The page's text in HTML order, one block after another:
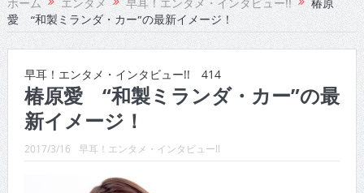
CINEMA×STYLE 291号
CINEMA×STYLE 289号
CINEMA×STYLE 288号
CINEMA×STYLE 287号
CINEMA×STYLE 286号
ホーム エンタメ 早耳！エンタメ・インタビュー!!
椿原
愛 “和製ミランダ・カー”の最新イメージ！
早耳！エンタメ・インタビュー!! 414
椿原愛 “和製ミランダ・カー”の最
新イメージ！
2017/3/16 早耳！エンタメ・インタビュー!!